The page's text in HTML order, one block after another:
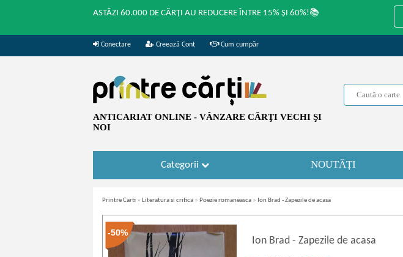
ASTĂZI 60.000 DE CĂRȚI AU REDUCERE ÎNTRE 15% ȘI 60%!📚
Conectare Creează Cont Cum cumpăr
ANTICARIAT ONLINE - VÂNZARE CĂRŢI VECHI ŞI
NOI
Categorii NOUTĂȚI
Printre Carti » Literatura si critica » Poezie romaneasca » Ion Brad - Zapezile de acasa
-50%
Ion Brad - Zapezile de acasa